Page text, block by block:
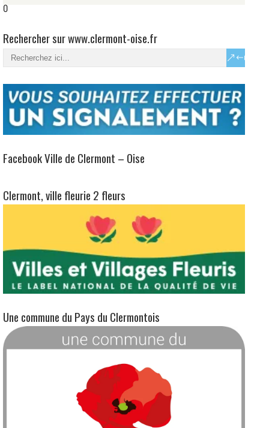
0
Rechercher sur www.clermont-oise.fr
Facebook Ville de Clermont – Oise
Clermont, ville fleurie 2 fleurs
Une commune du Pays du Clermontois